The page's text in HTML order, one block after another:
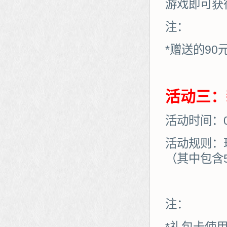
游戏即可
注：
*赠送的90
活动三
活动时间
活动规则
（其中包
注：